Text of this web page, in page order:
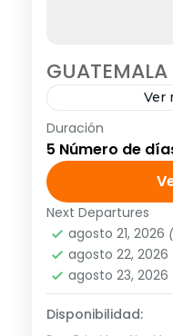
Ver
SALIDAS:
Atitlán,
Programa y
diciembre de...
América,México
1 Personas
Duración
5 Número de
Next Departures
agosto 21, 2026
agosto 22, 2026
agosto 23, 2026
Disponibilidad: